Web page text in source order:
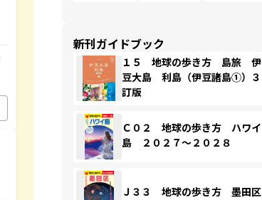
新刊ガイドブック
１５ 地球の歩き方 島旅 伊
豆大島 利島（伊豆諸島①）３
訂版
Ｃ０２ 地球の歩き方 ハワイ
島 ２０２７～２０２８
Ｊ３３ 地球の歩き方 墨田区